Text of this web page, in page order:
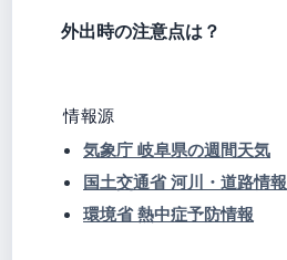
外出時の注意点は？
情報源
気象庁 岐阜県の週間天気
国土交通省 河川・道路情報
環境省 熱中症予防情報